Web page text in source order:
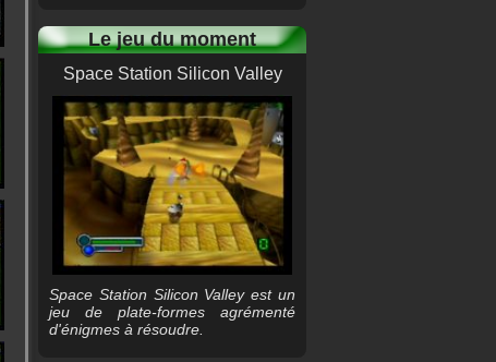
Le jeu du moment
Space Station Silicon Valley
Space Station Silicon Valley est un
jeu de plate-formes agrémenté
d'énigmes à résoudre.